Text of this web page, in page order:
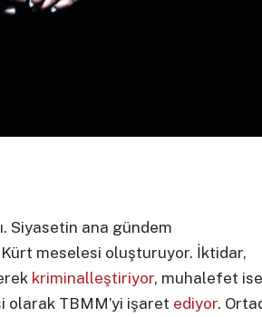
Siyasetin ana gündem
meselesi oluşturuyor. İktidar,
kriminalleştiriyor, muhalefet ise
olarak TBMM’yi işaret ediyor.